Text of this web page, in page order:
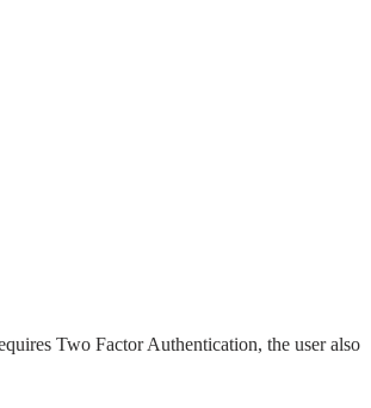
Two Factor Authentication, the user also